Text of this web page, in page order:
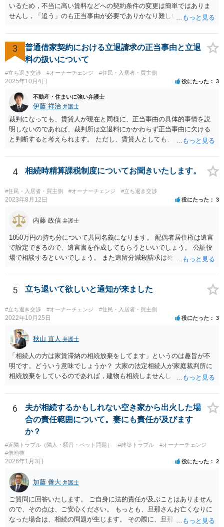
いるため，不当に高い賃料などへの契約条件の変更は簡単ではありま
せんし，「追う」のも正当事由が必要でありかなり難しいのです。 周
い条件で立退料等を支払ってもらえるかもしれません。 なので無理し
て所有権を取得する必要はないと思いますが，まずは価格ですよね。
ローンが組めないということはないと思いますが，金融機関に相談さ
れてみてはいかがでしょうか。 買うとしたら，という条件をしっかり
把握して，その上で，買うか，借り続けるか，というのはどちらにも
メリットデメリットありますので価値判断の問題といえそうです。
3
普通借家契約における立退請求の正当事由と立退
料の扱いについて
#立ち退き交渉 #オーナーチェンジ #住民・入居者・買主側
2025年10月4日 役にたった 3
不動産・住まいに強い弁護士
伊藤 祥治 弁護士
裁判になっても、賃貸人が現在と同様に、正当事由の具体的事情を説
明しないのであれば、裁判所は立退料にかかわらず正当事由に欠ける
と判断すると考えられます。 ただし、賃貸人としても、裁判を始める
資料を作成する、などの準備をするのが通常です。 その場合には、一
応の正当事由があるので立退料と引き換えに明渡請求が認められるこ
ともありますし、それでも一応の正当事由もないとして立退料にかか
わらず正当事由に欠けるとして明渡請求が認められないこともありま
す。
4 相続時精算課税制度についてお聞きいたします。
#住民・入居者・買主側 #オーナーチェンジ #立ち退き交渉
2023年8月12日 役にたった 3
内藤 政信 弁護士
1850万円の持ち分について共同名義になります。 配偶者居住権は遺言
で設定できるので、遺言書を作成してもらうといいでしょう。 公証役
場で相談するといいでしょう。 また遺留分減殺請求は死亡前10年分の
ね。
5 立ち退いて欲しいと通知が来ました
#立ち退き交渉 #オーナーチェンジ #住民・入居者・買主側
2022年10月25日 役にたった 3
秋山 直人 弁護士
「相続人の方は家賃滞納の相続放棄をしてます」というのは趣旨が不
明です。どういう意味でしょうか？ 大家の法定相続人が家庭裁判所に
相続放棄をしているのであれば，建物も相続しませんし，相続放棄を
状態にあるということは，賃貸借契約自体を解除されても文句が言え
ない状態にあるということなので，通常，立退料はもらえません。 立
退料を請求したり，立退きを拒否するのであれば，まずは滞納賃料の
解消が先決です。
6
夫が相続するかもしれない空き家から出火した場
合の責任範囲について。妻にも責任が及びます
か？
#近隣トラブル（隣人・騒音・ペット問題） #建築トラブル
#オーナーチェンジ
#借地権
2026年1月3日 役にたった 2
加藤 善大 弁護士
ご質問に回答いたします。 ご自身に法的責任が及ぶことはありません
ので、その点は、ご安心ください。 もっとも、旦那さんお亡くなりに
なった場合は、相続の問題が生じます。 その際に、旦那さんが損害賠